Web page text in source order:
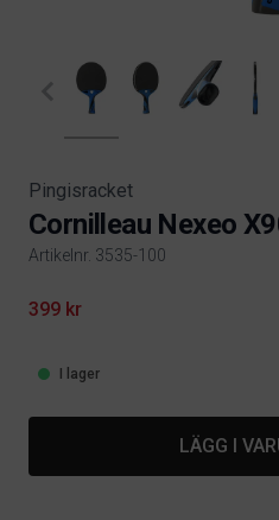
Pingisracket
Cornilleau Nexeo
Artikelnr. 3535-100
Product information
399 kr
I lager
LÄGG I